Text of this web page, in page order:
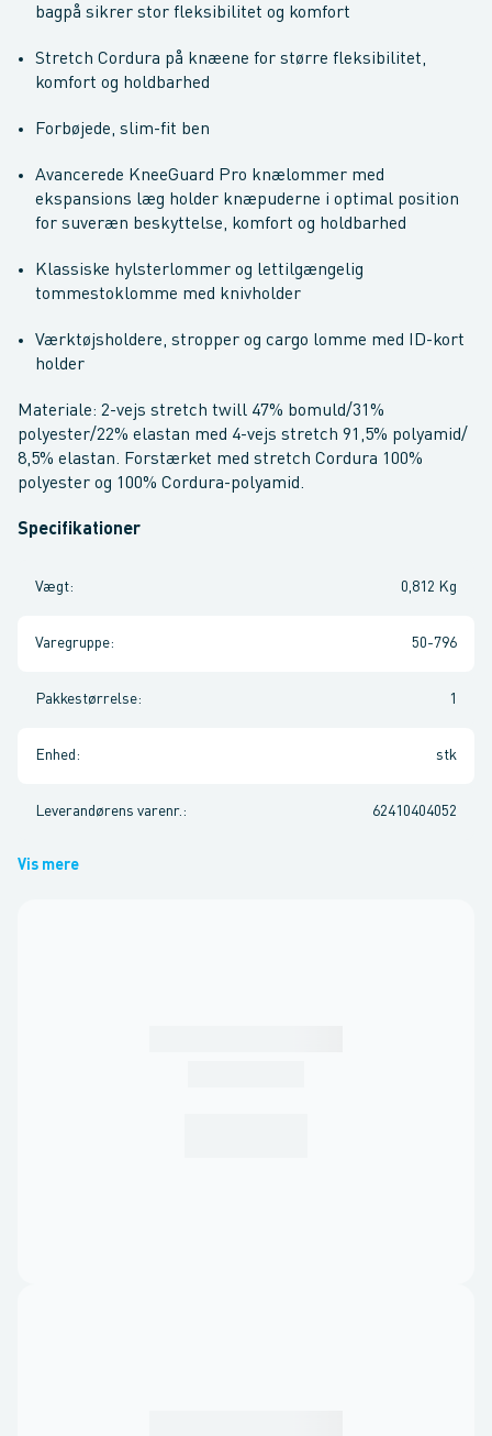
bagpå sikrer stor fleksibilitet og komfort
Stretch Cordura på knæene for større fleksibilitet,
komfort og holdbarhed
Forbøjede, slim-fit ben
Avancerede KneeGuard Pro knælommer med
ekspansions læg holder knæpuderne i optimal position
for suveræn beskyttelse, komfort og holdbarhed
Klassiske hylsterlommer og lettilgængelig
tommestoklomme med knivholder
Værktøjsholdere, stropper og cargo lomme med ID-kort
holder
Materiale: 2-vejs stretch twill 47% bomuld/31%
polyester/22% elastan med 4-vejs stretch 91,5% polyamid/
8,5% elastan. Forstærket med stretch Cordura 100%
polyester og 100% Cordura-polyamid.
Specifikationer
Vægt: 0,812 Kg
Varegruppe: 50-796
Pakkestørrelse: 1
Enhed : stk
Leverandørens varenr. : 62410404052
Vis mere